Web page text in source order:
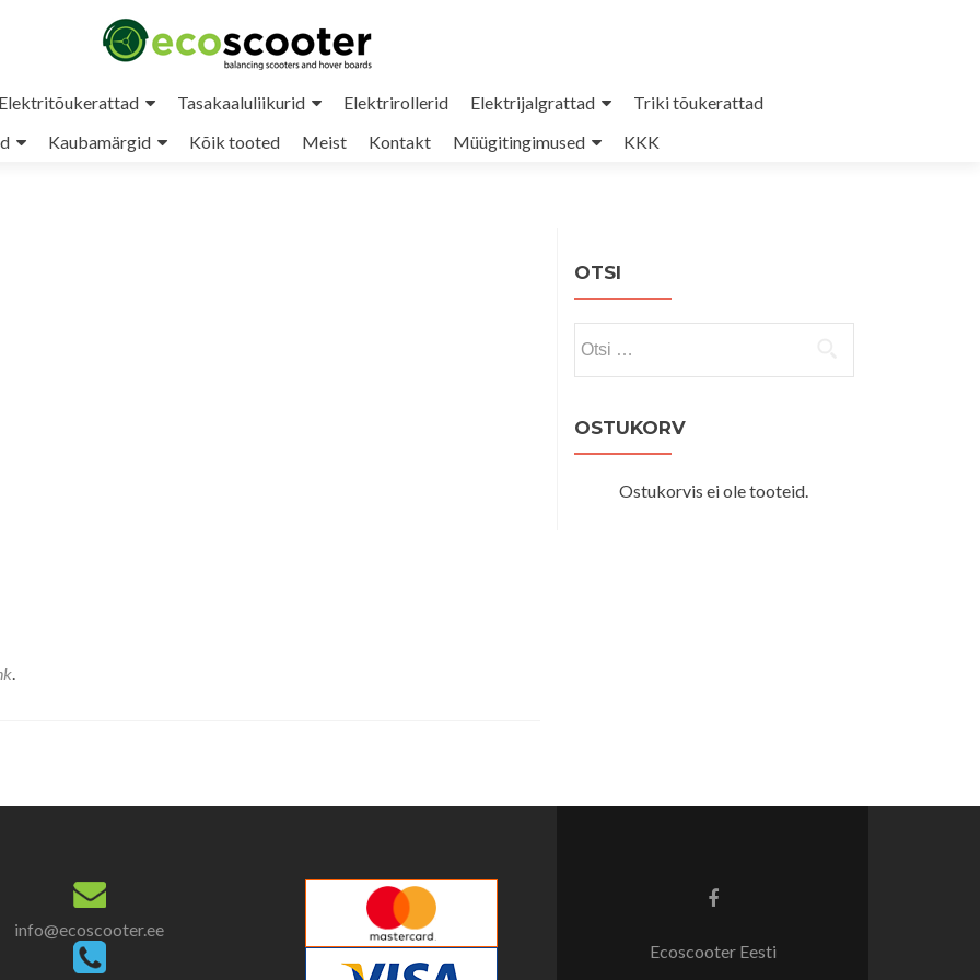
Elektritõukerattad Tasakaaluliikurid Elektrirollerid Elektrijalgrattad
Triki tõukerattad
Kaubamärgid Kõik tooted Meist Kontakt Müügitingimused KKK
.
OTSI
OSTUKORV
Ostukorvis ei ole tooteid.
info@ecoscooter.ee
Facebook
Ecoscooter Eesti